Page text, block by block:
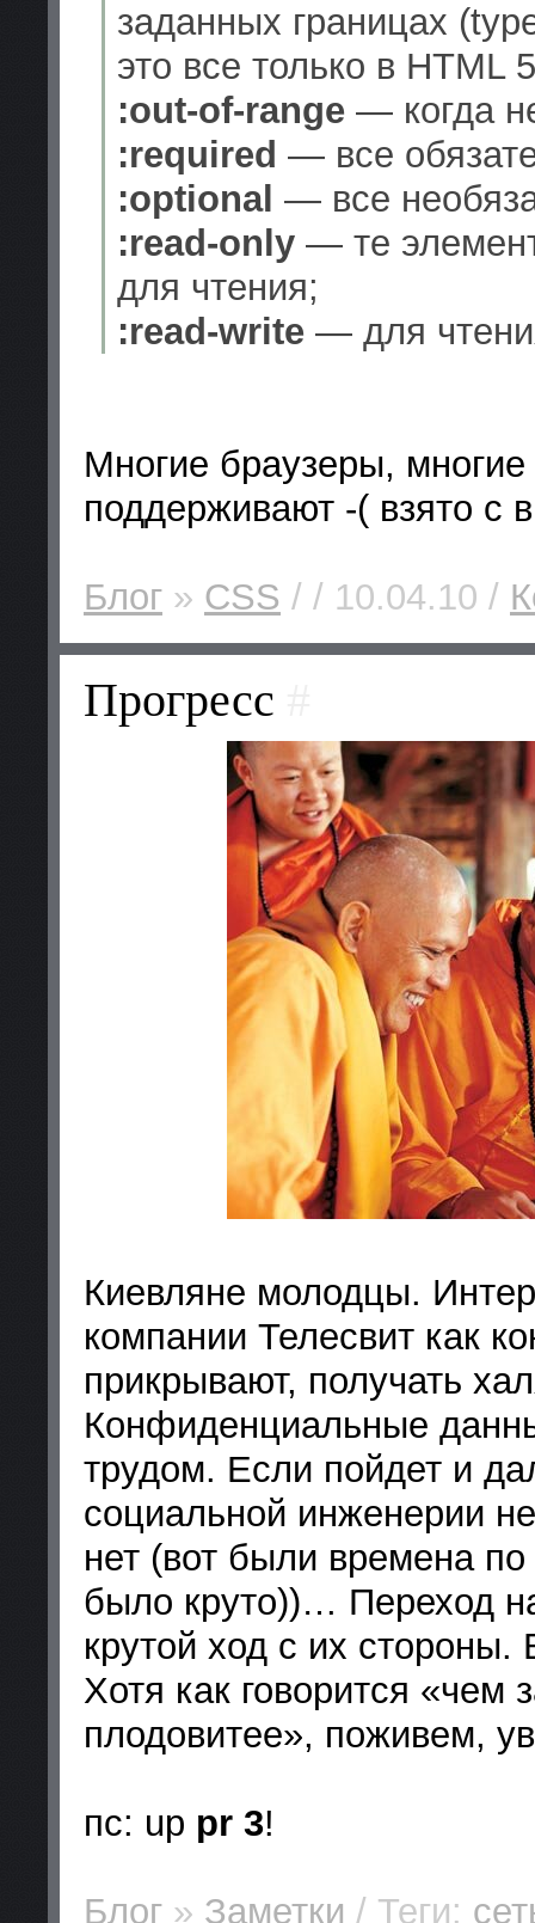
заданных границах
это все только в HTML
:out-of-range — когда
:required — все
:optional — все
:read-only — те
для чтения;
:read-write — для
Многие браузеры,
поддерживают -( взято с
Блог » CSS / / 10.04.10 /
Прогресс
Киевляне молодцы.
компании Телесвит как
прикрывают, получать
Конфиденциальные
трудом. Если пойдет и
социальной инженерии
нет (вот были времена по
было круто))… Переход
крутой ход с их
Хотя как говорится «чем
плодовитее», поживем,
пс: up pr 3!
Блог » Заметки / Теги: